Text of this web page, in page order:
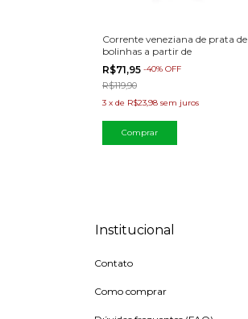
Corrente veneziana de prata de
bolinhas a partir de
R$71,95 -40% OFF
R$119,90
3 x de R$23,98 sem juros
Comprar
Institucional
Contato
Como comprar